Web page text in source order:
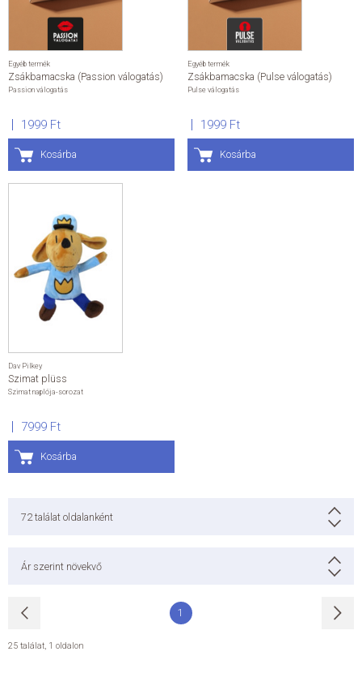
Egyéb termék
Zsákbamacska (Passion válogatás)
Passion válogatás
1999 Ft
Kosárba
Egyéb termék
Zsákbamacska (Pulse válogatás)
Pulse válogatás
1999 Ft
Kosárba
Dav Pilkey
Szimat plüss
Szimat naplója-sorozat
7999 Ft
Kosárba
72 találat oldalanként
Ár szerint növekvő
1
25 találat, 1 oldalon